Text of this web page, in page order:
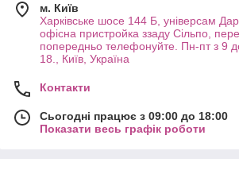
м. Київ
Харківське шосе 144 Б, універсам
офісна пристройка ззаду Сільпо,
попередньо телефонуйте. Пн-пт з 9
18., Київ, Україна
Контакти
Сьогодні працює з 09:00 до 18:00
Показати весь графік роботи